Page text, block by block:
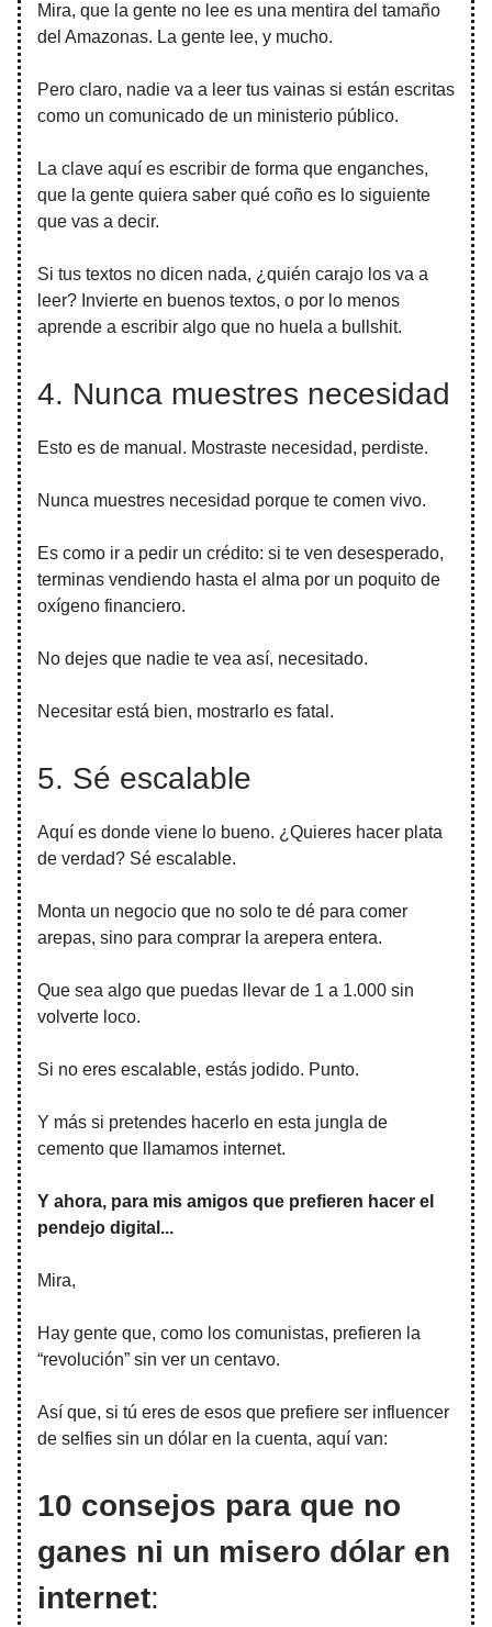
Mira, que la gente no lee es una mentira del tamaño
del Amazonas. La gente lee, y mucho.
Pero claro, nadie va a leer tus vainas si están escritas
como un comunicado de un ministerio público.
La clave aquí es escribir de forma que enganches,
que la gente quiera saber qué coño es lo siguiente
que vas a decir.
Si tus textos no dicen nada, ¿quién carajo los va a
leer? Invierte en buenos textos, o por lo menos
aprende a escribir algo que no huela a bullshit.
4. Nunca muestres necesidad
Esto es de manual. Mostraste necesidad, perdiste.
Nunca muestres necesidad porque te comen vivo.
Es como ir a pedir un crédito: si te ven desesperado,
terminas vendiendo hasta el alma por un poquito de
oxígeno financiero.
No dejes que nadie te vea así, necesitado.
Necesitar está bien, mostrarlo es fatal.
5. Sé escalable
Aquí es donde viene lo bueno. ¿Quieres hacer plata
de verdad? Sé escalable.
Monta un negocio que no solo te dé para comer
arepas, sino para comprar la arepera entera.
Que sea algo que puedas llevar de 1 a 1.000 sin
volverte loco.
Si no eres escalable, estás jodido. Punto.
Y más si pretendes hacerlo en esta jungla de
cemento que llamamos internet.
Y ahora, para mis amigos que prefieren hacer el
pendejo digital...
Mira,
Hay gente que, como los comunistas, prefieren la
“revolución” sin ver un centavo.
Así que, si tú eres de esos que prefiere ser influencer
de selfies sin un dólar en la cuenta, aquí van:
10 consejos para que no
ganes ni un misero dólar en
internet: